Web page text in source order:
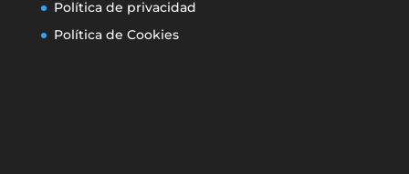
Política de privacidad
Política de Cookies